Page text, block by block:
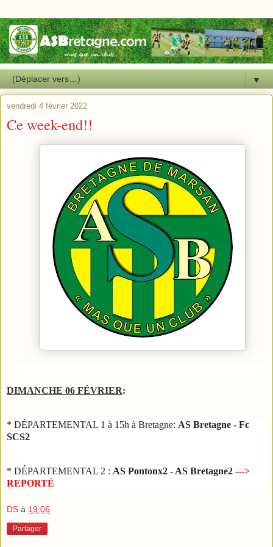
▼
vendredi 4 février 2022
Ce week-end!!
DIMANCHE 06 FÉVRIER:
* DÉPARTEMENTAL 1 à 15h à Bretagne: AS Bretagne - Fc
SCS2
* DÉPARTEMENTAL 2 : AS Pontonx2 - AS Bretagne2 --->
REPORTÉ
DS à 19:06
Partager